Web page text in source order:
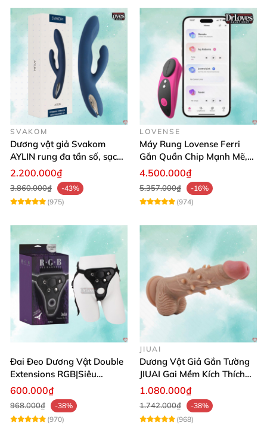
SVAKOM
Dương vật giả Svakom
AYLIN rung đa tần số, sạc
pin chống nước
2.200.000₫
3.860.000₫
-43%
(975)
LOVENSE
Máy Rung Lovense Ferri
Gắn Quần Chip Mạnh Mẽ,
Điều Khiển Qua App
4.500.000₫
5.357.000₫
-16%
(974)
Đai Đeo Dương Vật Double
Extensions RGB|Siêu
Bền|Cảm Giác Thật
600.000₫
968.000₫
-38%
(970)
JIUAI
Dương Vật Giả Gắn Tường
JIUAI Gai Mềm Kích Thích
Điểm G Siêu Mượt
1.080.000₫
1.742.000₫
-38%
(968)